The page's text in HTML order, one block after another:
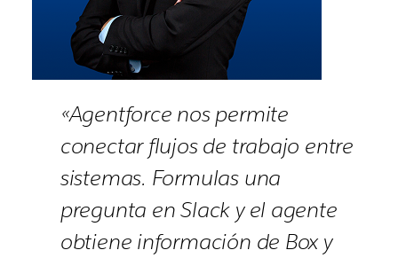
«Agentforce nos permite
conectar flujos de trabajo entre
sistemas. Formulas una
pregunta en Slack y el agente
obtiene información de Box y